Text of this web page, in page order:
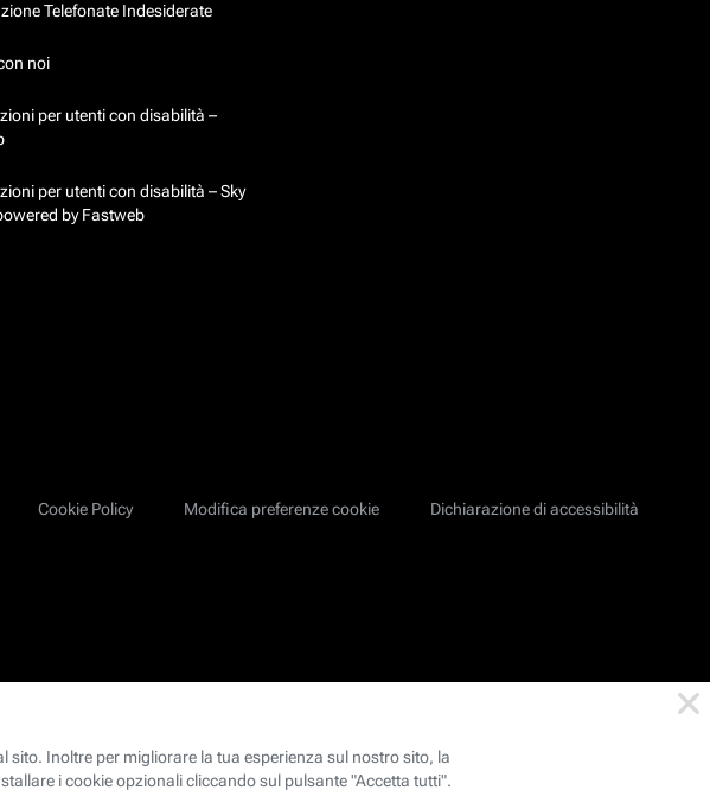
Telefonate Indesiderate
noi
per utenti con disabilità –
per utenti con disabilità – Sky
by Fastweb
Cookie Policy Modifica preferenze cookie Dichiarazione di accessibilità